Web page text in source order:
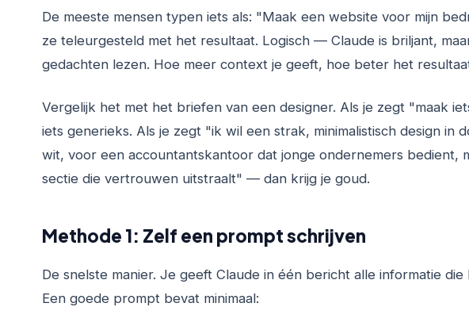
De meeste mensen typen iets als: "Maak een website voor mijn
ze teleurgesteld met het resultaat. Logisch — Claude is briljant,
gedachten lezen. Hoe meer context je geeft, hoe beter het
Vergelijk het met het briefen van een designer. Als je zegt "maak
iets generieks. Als je zegt "ik wil een strak, minimalistisch design in
wit, voor een accountantskantoor dat jonge ondernemers bedient,
sectie die vertrouwen uitstraalt" — dan krijg je goud.
Methode 1: Zelf een prompt schrijven
De snelste manier. Je geeft Claude in één bericht alle informatie
Een goede prompt bevat minimaal: